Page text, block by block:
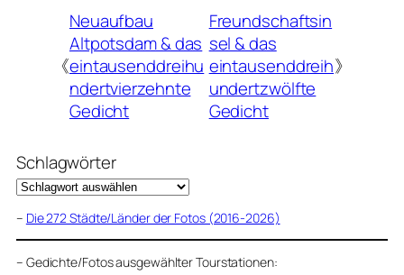
《
Neuaufbau
Altpotsdam & das
eintausenddreihu
ndertvierzehnte
Gedicht
Freundschaftsin
sel & das
eintausenddreih
undertzwölfte
Gedicht
》
Schlagwörter
– Die 272 Städte/Länder der Fotos (2016-2026)
– Gedichte/Fotos ausgewählter Tourstationen: